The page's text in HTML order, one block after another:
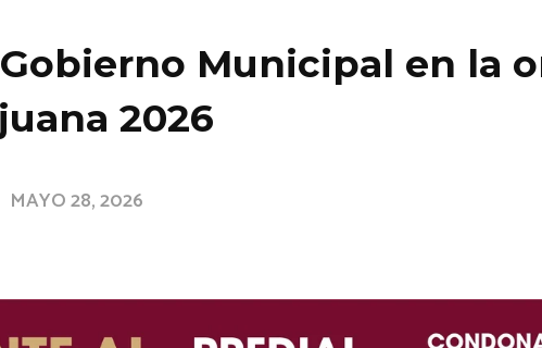
Municipal en la
2026
MAYO 28, 2026